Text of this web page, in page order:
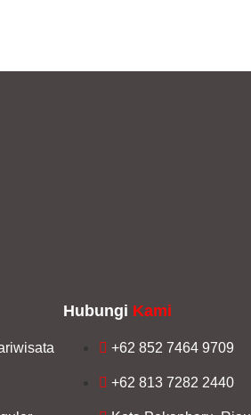
Hubungi Kami
+62 852 7464 9709
+62 813 7282 2440